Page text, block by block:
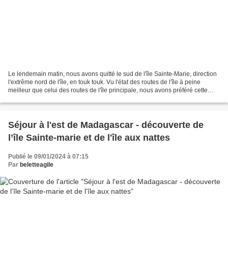
Le lendemain matin, nous avons quitté le sud de l'île Sainte-Marie, direction
l'extrême nord de l'île, en touk touk. Vu l'état des routes de l'île à peine
meilleur que celui des routes de l'île principale, nous avons préféré cette
Séjour à l'est de Madagascar - découverte de
l’île Sainte-marie et de l'île aux nattes
Publié le 09/01/2024 à 07:15
Par beletteagile